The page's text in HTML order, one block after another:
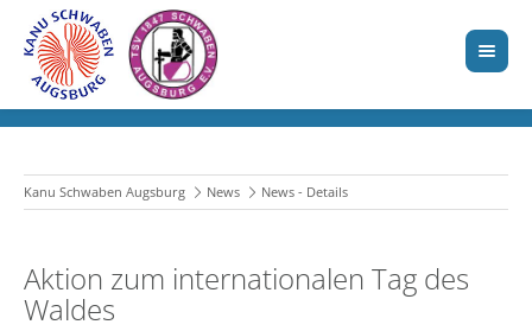
Kanu Schwaben Augsburg News News - Details
Aktion zum internationalen Tag des
Waldes